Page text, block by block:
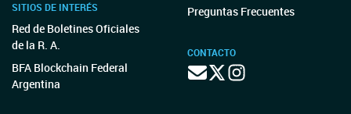
SITIOS DE INTERÉS
Red de Boletines Oficiales
de la R. A.
BFA Blockchain Federal
Argentina
Preguntas Frecuentes
CONTACTO